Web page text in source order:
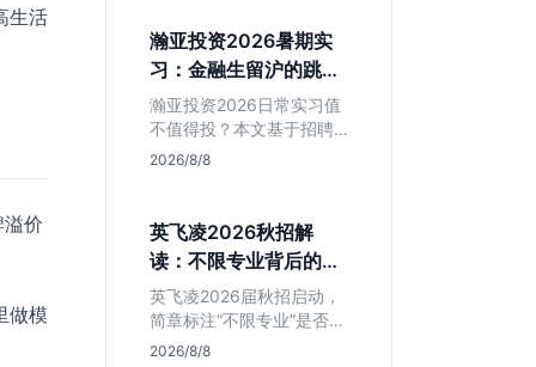
生活
价
做模
帮应届生判断是否值得投
入。
瀚亚投资2026暑期实
习：金融生留沪的跳板
还是坑？
瀚亚投资2026日常实习值
不值得投？本文基于招聘
简章分析：业务聚焦金融
需上海高含金量实习证
明、想接触真实资金流向
的金融生，不适合追求稳
定留用的同学。
2026/8/8
英飞凌2026秋招解
读：不限专业背后的门
槛与机会
英飞凌2026届秋招启动，
简章标注“不限专业”是否可
信？本文基于招聘简章，
2026/8/8